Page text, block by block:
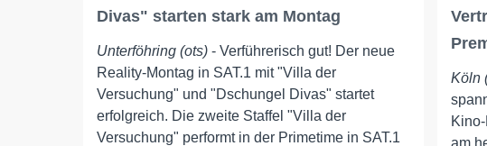
Divas" starten stark am Montag
Unterföhring (ots) - Verführerisch gut! Der neue
Reality-Montag in SAT.1 mit "Villa der
Versuchung" und "Dschungel Divas" startet
erfolgreich. Die zweite Staffel "Villa der
Versuchung" performt in der Primetime in SAT.1
Köln
am